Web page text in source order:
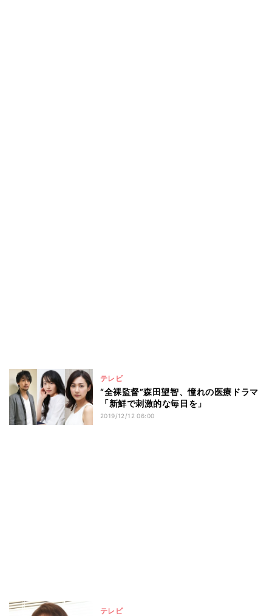
テレビ
“全裸監督”森田望智、憧れの医療ドラマ
「新鮮で刺激的な毎日を」
2019/12/12 06:00
テレビ